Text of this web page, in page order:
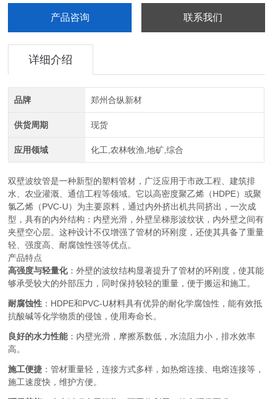
产品咨询 联系我们
详细介绍
品牌 郑州合纵新材
供货周期 现货
应用领域 化工,农林牧渔,地矿,综合
双壁波纹管是一种新型的塑料管材，广泛应用于市政工程、建筑排
水、农业灌溉、通信工程等领域。它以高密度聚乙烯（HDPE）或聚
氯乙烯（PVC-U）为主要原料，通过内外挤出机共同挤出，一次成
型，具有的内外结构：内壁光滑，外壁呈梯形波纹状，内外壁之间有
夹壁空心层。这种设计不仅增强了管材的环刚度，还使其具备了重量
轻、强度高、耐腐蚀性强等优点。
产品特点
高强度与轻量化：外壁的波纹结构显著提升了管材的环刚度，使其能
够承受较大的外部压力，同时保持较轻的重量，便于搬运和施工。
耐腐蚀性 ：HDPE和PVC-U材料具有优异的耐化学腐蚀性，能有效抵
抗酸碱等化学物质的侵蚀，使用寿命长。
良好的水力性能：内壁光滑，摩擦系数低，水流阻力小，排水效率
高。
施工便捷 ：管材重量轻，连接方式多样，如热熔连接、电熔连接等，
施工速度快，维护方便。